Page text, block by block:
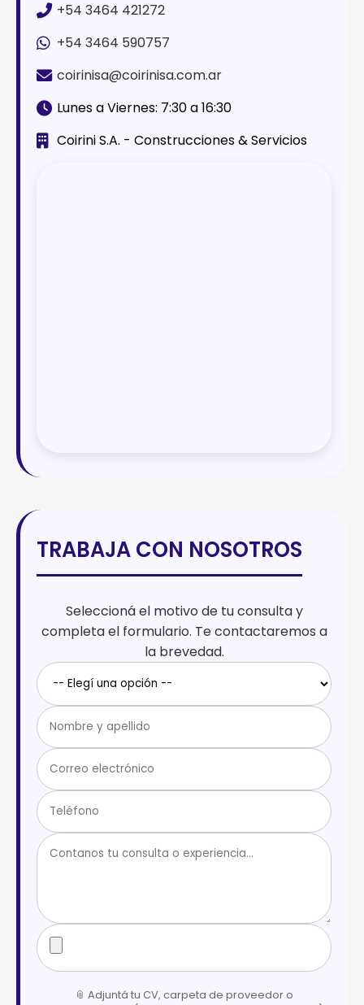
+54 3464 421272
+54 3464 590757
coirinisa@coirinisa.com.ar
Lunes a Viernes: 7:30 a 16:30
Coirini S.A. - Construcciones & Servicios
TRABAJA CON NOSOTROS
Seleccioná el motivo de tu consulta y
completa el formulario. Te contactaremos a
la brevedad.
📎 Adjuntá tu CV, carpeta de proveedor o